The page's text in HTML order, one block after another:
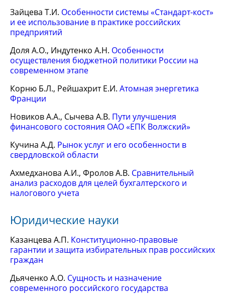
Зайцева Т.И. Особенности системы «Стандарт-кост»
и ее использование в практике российских
предприятий
Доля А.О., Индутенко А.Н. Особенности
осуществления бюджетной политики России на
современном этапе
Корню Б.Л., Рейшахрит Е.И. Атомная энергетика
Франции
Новиков А.А., Сычева А.В. Пути улучшения
финансового состояния ОАО «ЕПК Волжский»
Кучина А.Д. Рынок услуг и его особенности в
свердловской области
Ахмедханова А.И., Фролов А.В. Сравнительный
анализ расходов для целей бухгалтерского и
налогового учета
Юридические науки
Казанцева А.П. Конституционно-правовые
гарантии и защита избирательных прав российских
граждан
Дьяченко А.О. Сущность и назначение
современного российского государства